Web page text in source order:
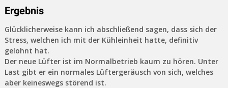
Ergebnis
Glücklicherweise kann ich abschließend sagen, dass sich der
Stress, welchen ich mit der Kühleinheit hatte, definitiv
gelohnt hat.
Der neue Lüfter ist im Normalbetrieb kaum zu hören. Unter
Last gibt er ein normales Lüftergeräusch von sich, welches
aber keineswegs störend ist.